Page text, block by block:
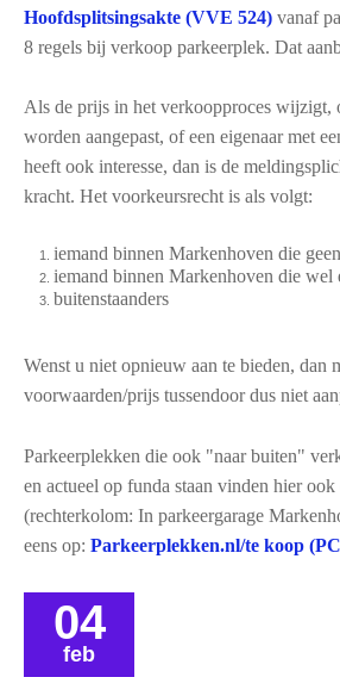
Hof 1
Leesinformatie
Hof 2
Bestuur en informatie
Stadsvilla A
Stadsvilla C
Stadsvilla D
Documenten
Parkeergarage
Bestuur en VVE informatie
Documenten
Hoofdsplitsingsakte (VVE 524) vanaf
8 regels bij verkoop parkeerplek. Dat
Als de prijs in het verkoopproces wijzigt,
worden aangepast, of een eigenaar met
heeft ook interesse, dan is de
kracht. Het voorkeursrecht is als volgt:
iemand binnen Markenhoven die
iemand binnen Markenhoven die wel
buitenstaanders
Wenst u niet opnieuw aan te bieden, dan
voorwaarden/prijs tussendoor dus niet
Parkeerplekken die ook "naar buiten"
en actueel op funda staan vinden hier ook
(rechterkolom: In parkeergarage
eens op: Parkeerplekken.nl/te koop
04
feb